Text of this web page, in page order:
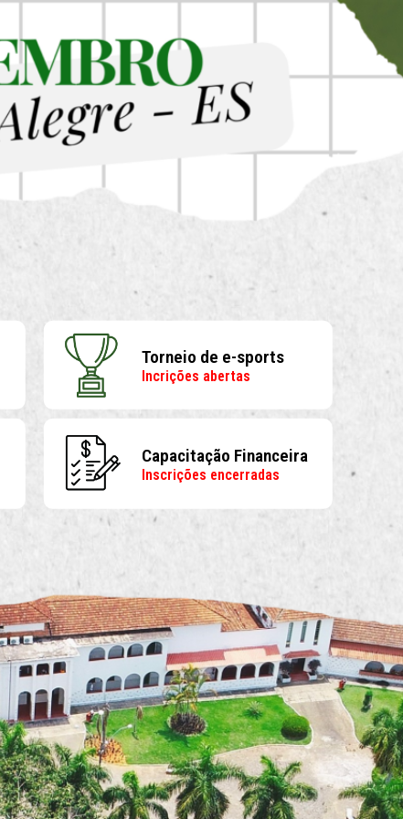
Torneio de e-sports
Incrições abertas
Capacitação Financeira
Inscrições encerradas